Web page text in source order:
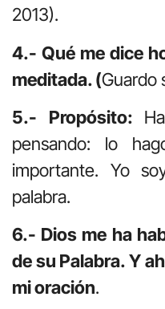
2013).
4.- Qué me dice
meditada. (Guardo
5.- Propósito:
pensando: lo
importante. Yo
palabra.
6.- Dios me ha
de su Palabra. Y
mi oración.